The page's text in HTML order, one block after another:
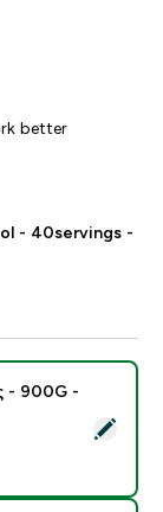
better
- 40servings -
Γάλακτος -
- 900G -